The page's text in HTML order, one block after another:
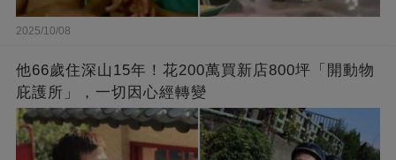
2025/10/08
他66歲住深山15年！花200萬買新店800坪「開動物
庇護所」，一切因心經轉變